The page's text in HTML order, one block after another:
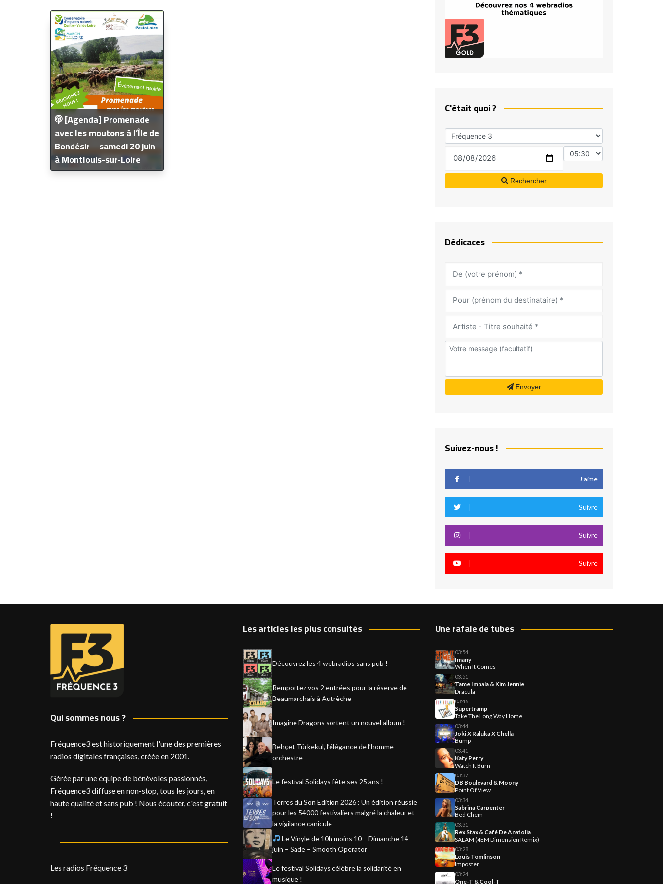
[Agenda] Promenade
avec les moutons à l’Île de
Bondésir – samedi 20 juin
à Montlouis-sur-Loire
C'était quoi ?
Rechercher
Dédicaces
Envoyer
Suivez-nous !
J’aime
Suivre
Suivre
Suivre
Qui sommes nous ?
Fréquence3 est historiquement l'une des premières
radios digitales françaises, créée en 2001.
Gérée par une équipe de bénévoles passionnés,
Fréquence3 diffuse en non-stop, tous les jours, en
haute qualité et sans pub ! Nous écouter, c'est gratuit
!
Les radios Fréquence 3
Les articles les plus consultés
Découvrez les 4 webradios sans pub !
Remportez vos 2 entrées pour la réserve de
Beaumarchais à Autrèche
Imagine Dragons sortent un nouvel album !
Behçet Türkekul, l’élégance de l’homme-
orchestre
Le festival Solidays fête ses 25 ans !
Terres du Son Edition 2026 : Un édition réussie
pour les 54000 festivaliers malgré la chaleur et
la vigilance canicule
Le Vinyle de 10h moins 10 – Dimanche 14
juin – Sade – Smooth Operator
Le festival Solidays célèbre la solidarité en
musique !
Une rafale de tubes
03:54
Imany
When It Comes
03:51
Tame Impala & Kim Jennie
Dracula
03:46
Supertramp
Take The Long Way Home
03:44
Joki X Raluka X Chella
Bump
03:41
Katy Perry
Watch It Burn
03:37
DB Boulevard & Moony
Point Of View
03:34
Sabrina Carpenter
Bed Chem
03:31
Rex Stax & Café De Anatolia
SALAM (4EM Dimension Remix)
03:28
Louis Tomlinson
Imposter
03:24
One-T & Cool-T